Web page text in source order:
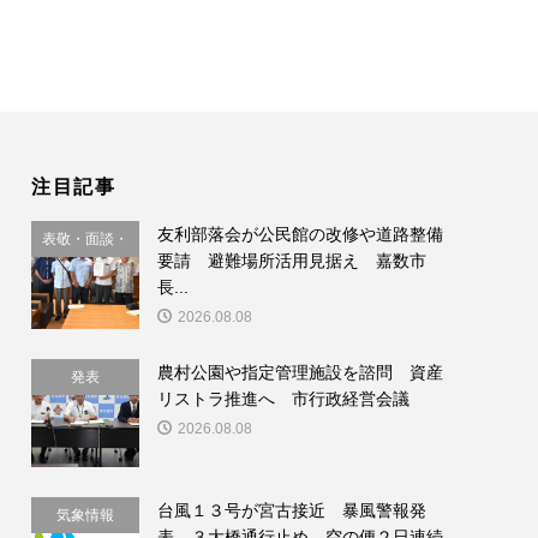
注目記事
表敬・面談・
要請
友利部落会が公民館の改修や道路整備
要請 避難場所活用見据え 嘉数市
長...
2026.08.08
発表
農村公園や指定管理施設を諮問 資産
リストラ推進へ 市行政経営会議
2026.08.08
気象情報
台風１３号が宮古接近 暴風警報発